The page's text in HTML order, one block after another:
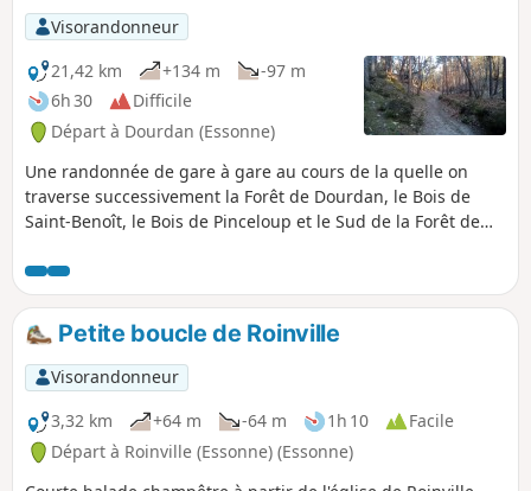
Visorandonneur
21,42 km
+134 m
-97 m
6h 30
Difficile
Départ à Dourdan (Essonne)
Une randonnée de gare à gare au cours de la quelle on
traverse successivement la Forêt de Dourdan, le Bois de
Saint-Benoît, le Bois de Pinceloup et le Sud de la Forêt de
et l'église de Saint-Arnoult-en-Yvelines apporte une superbe
touche patrimoniale.
Petite boucle de Roinville
Visorandonneur
3,32 km
+64 m -64 m 1h 10
Facile
Départ à Roinville (Essonne) (Essonne)